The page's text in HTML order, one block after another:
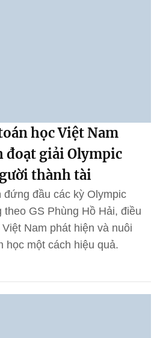
học Việt Nam
đoạt giải Olympic
thành tài
đứng đầu các kỳ Olympic
theo GS Phùng Hồ Hải, điều
Nam phát hiện và nuôi
học một cách hiệu quả.